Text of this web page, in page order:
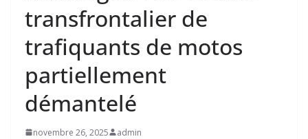
transfrontalier de
trafiquants de motos
partiellement
démantelé
novembre 26, 2025 admin